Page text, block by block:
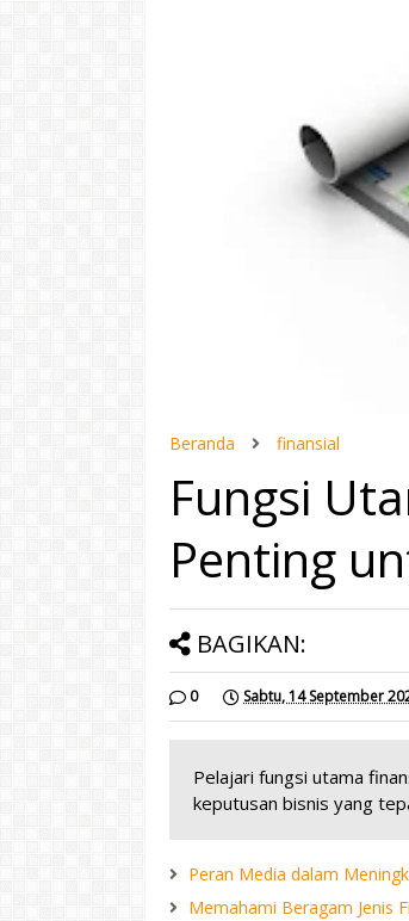
Beranda finansial
Fungsi
Penting
BAGIKAN:
0 Sabtu, 14 September
Pelajari fungsi utama
keputusan bisnis yang
Peran Media dalam
Memahami Beragam Jenis